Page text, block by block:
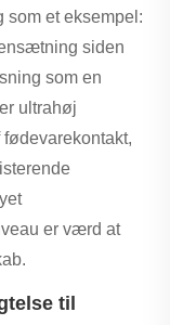
som et eksempel:
siden
som en
ultrahøj
er værd at
til